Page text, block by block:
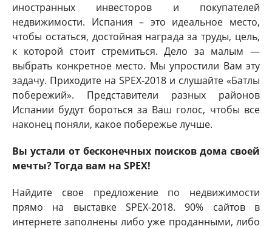
иностранных инвесторов и покупателей
недвижимости. Испания – это идеальное место,
чтобы остаться, достойная награда за труды, цель,
к которой стоит стремиться. Дело за малым —
выбрать конкретное место. Мы упростили Вам эту
задачу. Приходите на SPEX-2018 и слушайте «Батлы
побережий». Представители разных районов
Испании будут бороться за Ваш голос, чтобы все
наконец поняли, какое побережье лучше.
Вы устали от бесконечных поисков дома своей
мечты? Тогда вам на SPEX!
Найдите свое предложение по недвижимости
прямо на выставке SPEX-2018. 90% сайтов в
интернете заполнены либо уже проданными, либо